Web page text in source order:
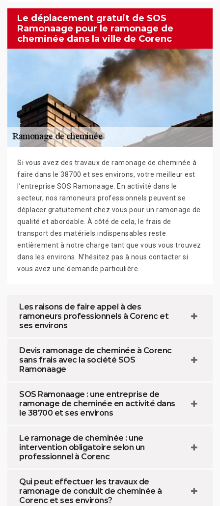
Le déplacement gratuit de SOS
Ramonaage pour le ramonage de
cheminée dans la ville de Corenc
Si vous avez des travaux de ramonage de cheminée à
faire dans le 38700 et ses environs, votre meilleur est
l’entreprise SOS Ramonaage. En activité dans le
secteur, nos ramoneurs professionnels peuvent se
déplacer gratuitement chez vous pour un ramonage de
qualité et abordable. À côté de cela, le frais de
transport des matériels indispensables reste
entièrement à notre charge tant que vous vous trouvez
dans les environs. N’hésitez pas à nous contacter si
vous avez une demande particulière.
Les raisons de faire appel à des
ramoneurs professionnels à Corenc et
ses environs
Devis ramonage de cheminée à Corenc
sans frais avec la société SOS
Ramonaage
SOS Ramonaage : une entreprise de
ramonage de cheminée en activité dans
le 38700 et ses environs
Le ramonage de cheminée : une
intervention obligatoire selon un
professionnel à Corenc
Qui peut effectuer les travaux de
ramonage de conduit de cheminée à
Corenc et ses environs?